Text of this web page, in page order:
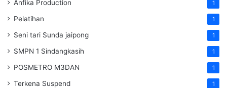
Anfika Production 1
Pelatihan 1
Seni tari Sunda jaipong 1
SMPN 1 Sindangkasih 1
POSMETRO M3DAN 1
Terkena Suspend 1